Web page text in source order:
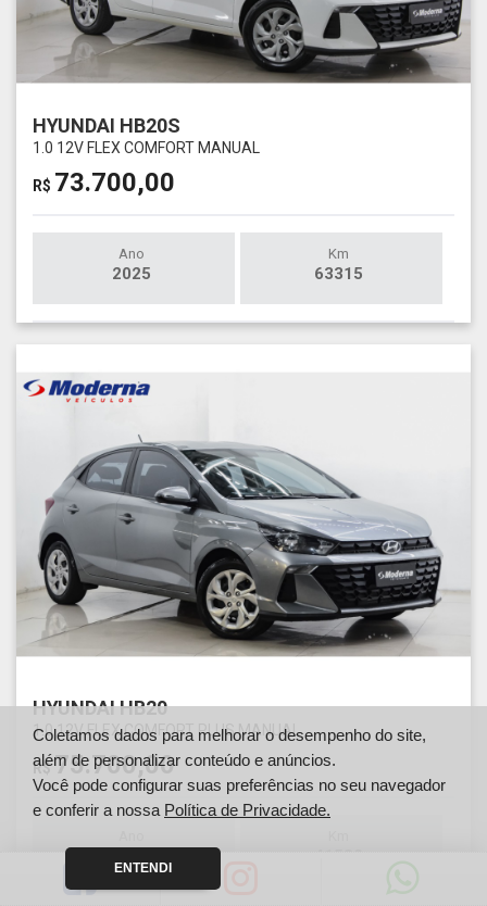
HYUNDAI HB20S
1.0 12V FLEX COMFORT MANUAL
R$ 73.700,00
Ano
2025
Km
63315
HYUNDAI HB20
1.0 12V FLEX COMFORT PLUS MANUAL
R$75.700,00
Coletamos dados para melhorar o desempenho do site,
além de personalizar conteúdo e anúncios.
Você pode configurar suas preferências no seu navegador
e conferir a nossa Política de Privacidade.
ENTENDI